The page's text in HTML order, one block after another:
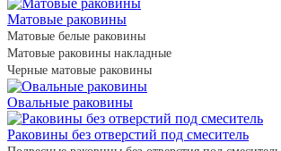
Матовые раковины
Матовые белые раковины
Матовые раковины накладные
Черные матовые раковины
Овальные раковины
Раковины без отверстий под смеситель